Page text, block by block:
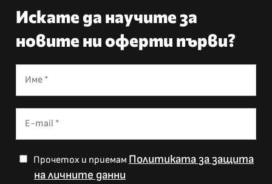
Искате да научите за
новите ни оферти първи?
Прочетох и приемам Политиката за защита
на личните данни